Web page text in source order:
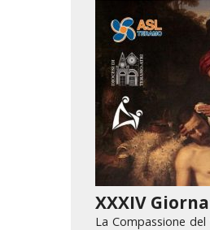
XXXIV
La Compassione